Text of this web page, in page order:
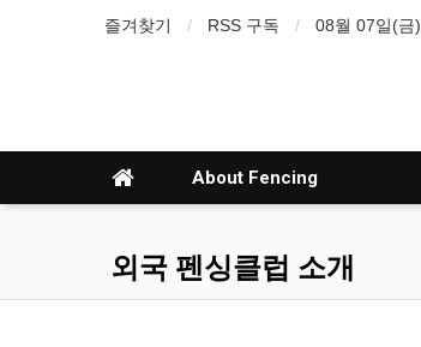
즐겨찾기 RSS 구독 08월 07일(금)
About Fencing
외국 펜싱클럽 소개